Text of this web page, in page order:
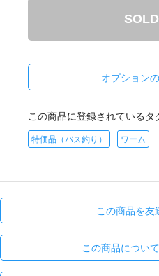
オプション
この商品に登録されているタ
特価品（バス釣り） ワーム
この商品を友
この商品につい